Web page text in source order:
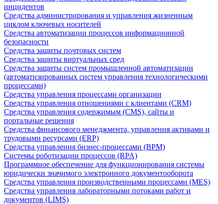
инцидентов
Средства администрирования и управления жизненным
циклом ключевых носителей
Средства автоматизации процессов информационной
безопасности
Средства защиты почтовых систем
Средства защиты виртуальных сред
Средства защиты систем промышленной автоматизации
(автоматизированных систем управления технологическими
процессами)
Средства управления процессами организации
Средства управления отношениями с клиентами (CRM)
Средства управления содержимым (CMS), сайты и
портальные решения
Средства финансового менеджмента, управления активами и
трудовыми ресурсами (ERP)
Средства управления бизнес-процессами (BPM)
Системы роботизации процессов (RPA)
Программное обеспечение для функционирования системы
юридически значимого электронного документооборота
Средства управления производственными процессами (MES)
Средства управления лабораторными потоками работ и
документов (LIMS)